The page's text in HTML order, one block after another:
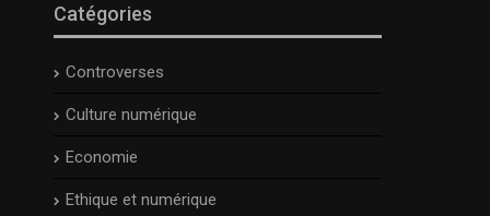
Catégories
Controverses
Culture numérique
Economie
Ethique et numérique